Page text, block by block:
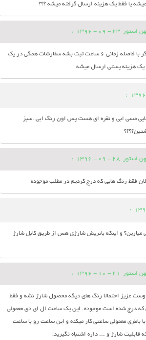
یا فقط یک هزینه ارسال گرفته میشه ؟؟؟
استور 23 - 09 - 1396
:
با سلام. اگر با فاصله زمانی 6 ساعت ثبت بشه سفارشات همگی در یک
یک هزینه پستی ارسال میشه
:
مسی ابی و نقره ای هست پس اون رنگ ابی .سبز
استور 28 - 09 - 1396
:
فقط رنگ هایی که درج کردیم در مطلب موجوده
:
میارین؟ و اینکه باتریش شارژی هس از طریق کابل شارژ
استور 21 - 10 - 1396
:
عزیز احتمالا رنگ های دیگه محصول شارژ نشه و فقط
که درج شده است موجوده. این یک ساعت ال ای دی معمولی
باطری معمولی ساعتی کار میکنه و این ساعت رو با ساعت
قابلیت شارژ و ... داره اشتباه نگیرید!